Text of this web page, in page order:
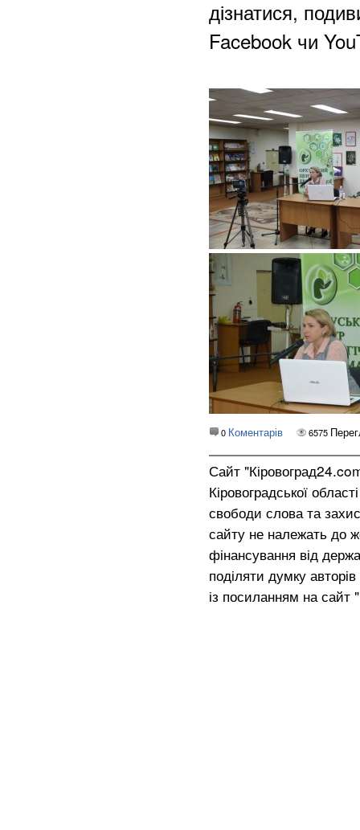
дізнатися,
Facebook чи
0 Коментарів 6575
Сайт
Кіровоградської
свободи слова та
сайту не належать до
фінансування від
поділяти думку
із посиланням на сайт